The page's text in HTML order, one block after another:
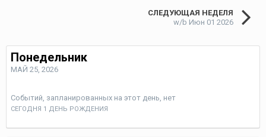
СЛЕДУЮЩАЯ НЕДЕЛЯ
w/b Июн 01 2026
Понедельник
МАЙ 25, 2026
Событий, запланированных на этот день, нет
СЕГОДНЯ 1 ДЕНЬ РОЖДЕНИЯ